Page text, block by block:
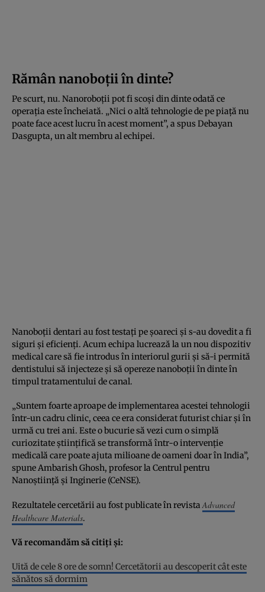
Rămân nanoboții în dinte?
Pe scurt, nu. Nanoroboții pot fi scoși din dinte odată ce
operația este încheiată. „Nici o altă tehnologie de pe piață nu
poate face acest lucru în acest moment”, a spus Debayan
Dasgupta, un alt membru al echipei.
Nanoboții dentari au fost testați pe șoareci și s-au dovedit a fi
siguri și eficienți. Acum echipa lucrează la un nou dispozitiv
medical care să fie introdus în interiorul gurii și să-i permită
dentistului să injecteze și să opereze nanoboții în dinte în
timpul tratamentului de canal.
„Suntem foarte aproape de implementarea acestei tehnologii
într-un cadru clinic, ceea ce era considerat futurist chiar și în
urmă cu trei ani. Este o bucurie să vezi cum o simplă
curiozitate științifică se transformă într-o intervenție
medicală care poate ajuta milioane de oameni doar în India”,
spune Ambarish Ghosh, profesor la Centrul pentru
Nanoștiință și Inginerie (CeNSE).
Rezultatele cercetării au fost publicate în revistaAdvanced
Healthcare Materials.
Vă recomandăm să citiți și:
Uită de cele 8 ore de somn! Cercetătorii au descoperit cât este
sănătos să dormim